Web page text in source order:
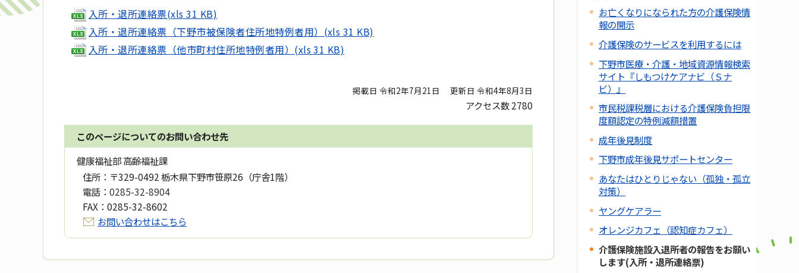
入所・退所連絡票(xls 31 KB)
入所・退所連絡票（下野市被保険者住所地特例者用）(xls 31 KB)
入所・退所連絡票（他市町村住所地特例者用）(xls 31 KB)
掲載日 令和2年7月21日 更新日 令和4年8月3日
アクセス数2780
このページについてのお問い合わせ先
健康福祉部 高齢福祉課
住所： 〒329-0492 栃木県下野市笹原26（庁舎1階）
電話： 0285-32-8904
FAX： 0285-32-8602
お問い合わせはこちら
お亡くなりになられた方の介護保険情
報の開示
介護保険のサービスを利用するには
下野市医療・介護・地域資源情報検索
サイト『しもつけケアナビ（Ｓナ
ビ）』
市民税課税層における介護保険負担限
度額認定の特例減額措置
成年後見制度
下野市成年後見サポートセンター
あなたはひとりじゃない（孤独・孤立
対策）
ヤングケアラー
オレンジカフェ（認知症カフェ）
介護保険施設入退所者の報告をお願い
します(入所・退所連絡票)